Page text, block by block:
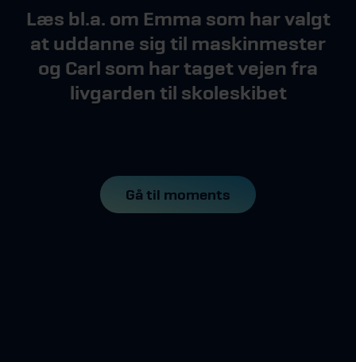
Læs bl.a. om Emma som har valgt
at uddanne sig til maskinmester
og Carl som har taget vejen fra
livgarden til skoleskibet
Gå til moments